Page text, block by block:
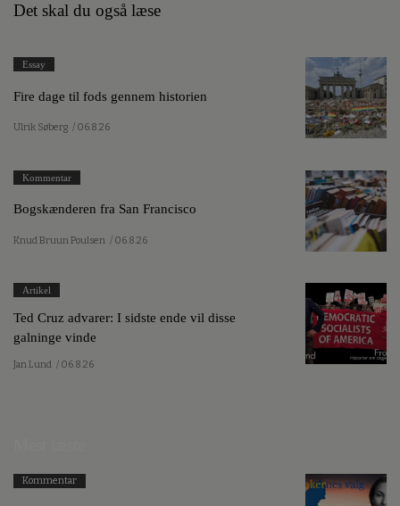
Det skal du også læse
Essay
Fire dage til fods gennem historien
Ulrik Søberg / 06.8.26
Kommentar
Bogskænderen fra San Francisco
Knud Bruun Poulsen / 06.8.26
Artikel
Ted Cruz advarer: I sidste ende vil disse
galninge vinde
Jan Lund / 06.8.26
Kommentar